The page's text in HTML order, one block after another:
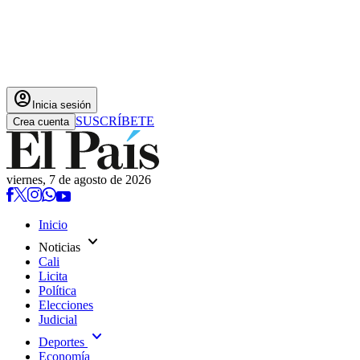
account_circle Inicia sesión
Crea cuenta SUSCRÍBETE
viernes, 7 de agosto de 2026
Inicio
Noticias expand_more
Cali
Licita
Política
Elecciones
Judicial
Deportes expand_more
Economía